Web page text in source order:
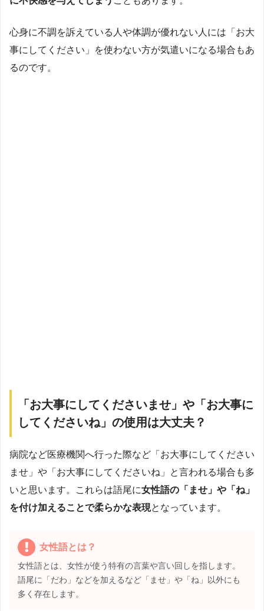
心身に不調を訴えている人や体調が優れない人には「お大
事にしてください」を使わない方が気遣いになる場合もあ
るのです。
「お大事にしてくださいませ」や「お大事に
してくださいね」の使用は大丈夫？
病院など医療機関へ行った際など「お大事にしてください
ませ」や「お大事にしてくださいね」と言われる場合も多
いと思います。これらは語尾に女性語の「ませ」や「ね」
を付け加えることで柔らかな表現となっています。
女性語とは？
女性語とは、女性が使う特有の言葉や言い回しを指します。
語尾に「だわ」などを加えるなど「ませ」や「ね」以外にも
多く存在します。